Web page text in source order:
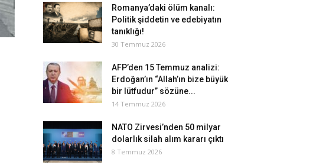
Romanya’daki ölüm kanalı:
Politik şiddetin ve edebiyatın
tanıklığı!
30 Temmuz 2026
AFP’den 15 Temmuz analizi:
Erdoğan’ın “Allah’ın bize büyük
bir lütfudur” sözüne...
14 Temmuz 2026
NATO Zirvesi’nden 50 milyar
dolarlık silah alım kararı çıktı
8 Temmuz 2026